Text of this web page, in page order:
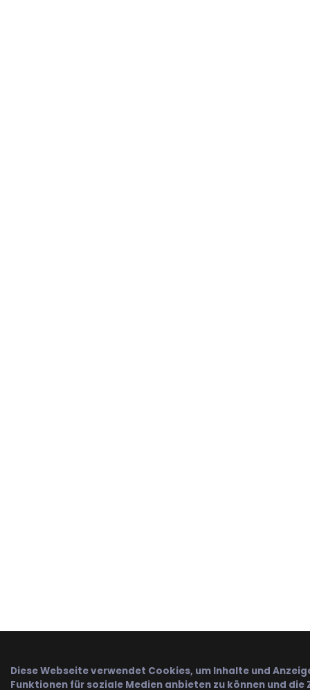
Diese Webseite verwendet Cookies, um Inhalte und
Funktionen für soziale Medien anbieten zu können und die